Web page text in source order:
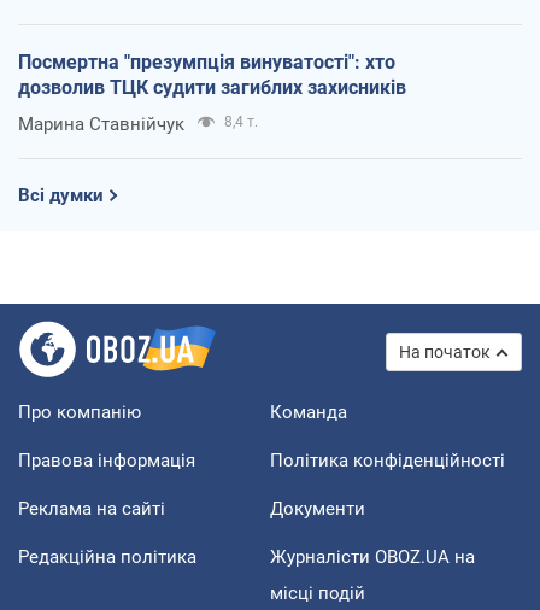
Посмертна "презумпція винуватості": хто
дозволив ТЦК судити загиблих захисників
Марина Ставнійчук 8,4 т.
Всі думки
На початок
Про компанію Команда
Правова інформація Політика конфіденційності
Реклама на сайті Документи
Редакційна політика
Журналісти OBOZ.UA на
місці подій